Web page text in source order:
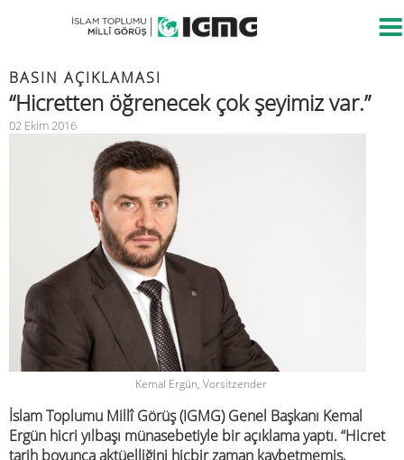
BASIN AÇIKLAMASI
“Hicretten öğrenecek çok şeyimiz var.”
02 Ekim 2016
Kemal Ergün, Vorsitzender
İslam Toplumu Millî Görüş (IGMG) Genel Başkanı Kemal
Ergün hicri yılbaşı münasebetiyle bir açıklama yaptı. “Hicret
tarih boyunca aktüelliğini hiçbir zaman kaybetmemiş,